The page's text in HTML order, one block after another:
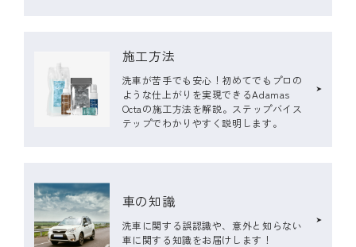
施工方法
洗車が苦手でも安心！初めてでもプロの
ような仕上がりを実現できるAdamas
Octaの施工方法を解説。ステップバイス
テップでわかりやすく説明します。
車の知識
洗車に関する誤認識や、意外と知らない
車に関する知識をお届けします！